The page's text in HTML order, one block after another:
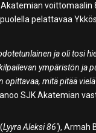
voittomaalin
pelattavaa
ja oli tosi
ympäristön ja
mitä pitää
SJK Akatemian
Lyyra Aleksi 86′), Armah